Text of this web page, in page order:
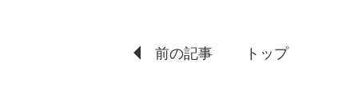
前の記事 トップ